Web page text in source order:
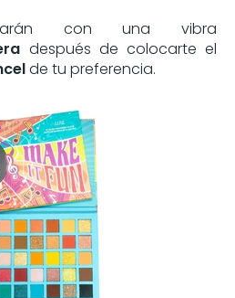
con una vibra
después de colocarte el
de tu preferencia.